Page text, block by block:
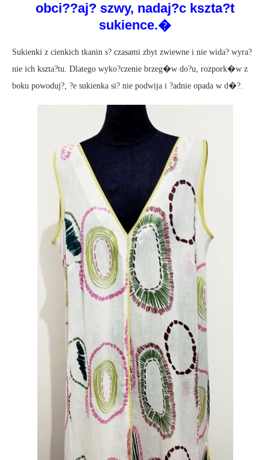
obci??aj? szwy, nadaj?c kszta?t
sukience.�
Sukienki z cienkich tkanin s? czasami zbyt zwiewne i nie wida? wyra?
nie ich kszta?tu. Dlatego wyko?czenie brzeg�w do?u, rozpork�w z
boku powoduj?, ?e sukienka si? nie podwija i ?adnie opada w d�?.